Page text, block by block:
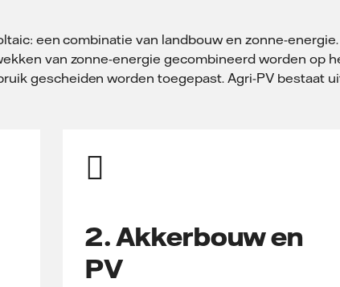
een combinatie van landbouw en zonne-
van zonne-energie gecombineerd worden op
gescheiden worden toegepast. Agri-PV bestaat
2. Akkerbouw en
PV